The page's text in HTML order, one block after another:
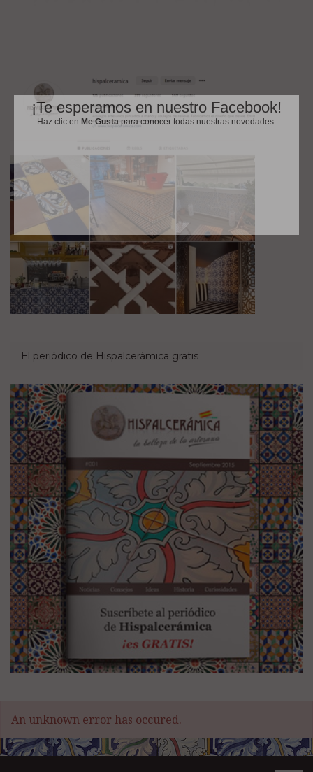
El periódico de Hispalcerámica gratis
An unknown error has occured.
¡Te esperamos en nuestro Facebook!
Haz clic en Me Gusta para conocer todas nuestras novedades: